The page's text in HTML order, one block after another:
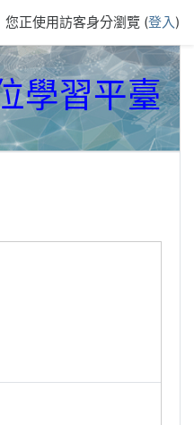
您正使用訪客身分瀏覽 (登入)
學習平臺